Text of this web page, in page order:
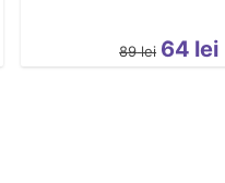
89 lei 64 lei